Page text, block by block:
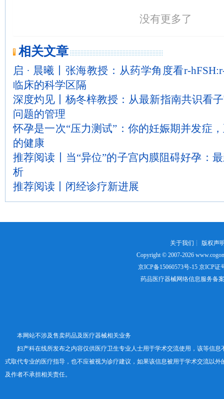
没有更多了
相关文章
启 · 晨曦丨张海教授：从药学角度看r-
临床的科学区隔
深度灼见丨杨冬梓教授：从最新指南共识看
问题的管理
怀孕是一次“压力测试”：你的妊娠期并发症
的健康
推荐阅读丨当“异位”的子宫内膜阻碍好孕：
析
推荐阅读丨闭经诊疗新进展
关于我们 ┊ 版权声
Copyright © 2007-2026
京ICP备15060573号-15京ICP证
药品医疗器械网络信息服务备
本网站不涉及售卖药品及医疗器械相关业务
妇产科在线所发布之内容仅供医疗卫生专业人士用于学术交流使用，该等信息
式取代专业的医疗指导，也不应被视为诊疗建议，如果该信息被用于学术交流以外
及作者不承担相关责任。